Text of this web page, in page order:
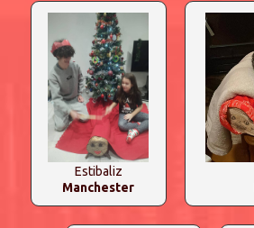
Estibaliz
Manchester